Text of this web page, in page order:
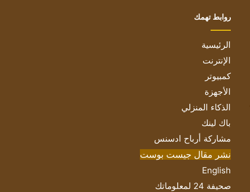
روابط تهمك
الرئيسية
الإنترنت
كمبيوتر
الأجهزة
الذكاء المنزلي
باك لينك
مشاركة أرباح ادسنس
نشر مقال جيست بوست
English
صحيفة 24 لمعلوماتك